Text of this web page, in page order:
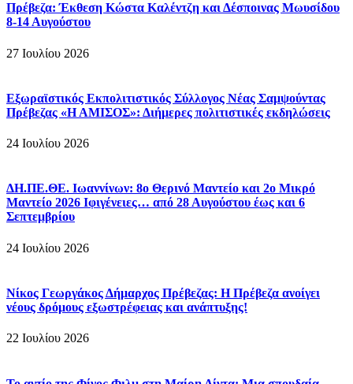
Πρέβεζα: Έκθεση Κώστα Καλέντζη και Δέσποινας Μωυσίδου
8-14 Αυγούστου
27 Ιουλίου 2026
Εξωραϊστικός Εκπολιτιστικός Σύλλογος Νέας Σαμψούντας
Πρέβεζας «Η ΑΜΙΣΟΣ»: Διήμερες πολιτιστικές εκδηλώσεις
24 Ιουλίου 2026
ΔΗ.ΠΕ.ΘΕ. Ιωαννίνων: 8ο Θερινό Μαντείο και 2ο Μικρό
Μαντείο 2026 Ιφιγένειες… από 28 Αυγούστου έως και 6
Σεπτεμβρίου
24 Ιουλίου 2026
Νίκος Γεωργάκος Δήμαρχος Πρέβεζας: Η Πρέβεζα ανοίγει
νέους δρόμους εξωστρέφειας και ανάπτυξης!
22 Ιουλίου 2026